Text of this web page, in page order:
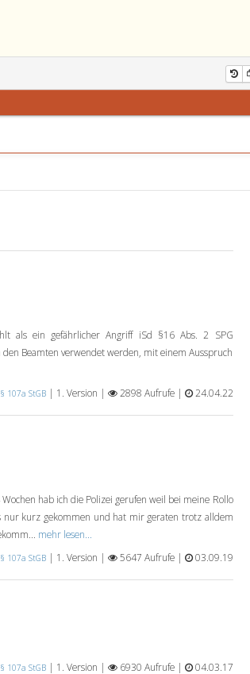
Geldstrafe
zu
bestrafen.
als ein gefährlicher Angriff iSd §16 Abs. 2 SPG
Beamten verwendet werden, mit einem Ausspruch
§ 107a StGB| 1. Version | 2898 Aufrufe | 24.04.22
hab ich die Polizei gerufen weil bei meine Rollo
nur kurz gekommen und hat mir geraten trotz alldem
mehr lesen...
§ 107a StGB| 1. Version | 5647 Aufrufe | 03.09.19
§ 107a StGB| 1. Version | 6930 Aufrufe | 04.03.17